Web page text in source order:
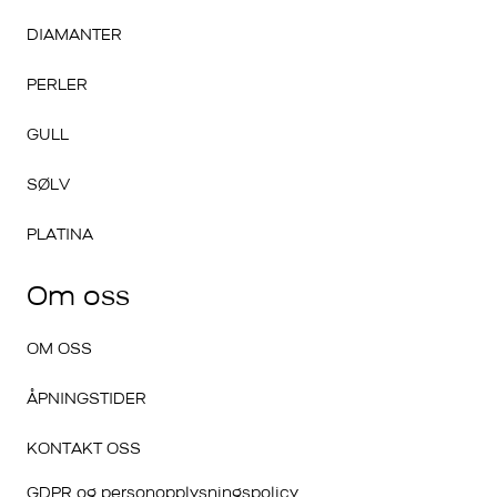
DIAMANTER
PERLER
GULL
SØLV
PLATINA
Om oss
OM OSS
ÅPNINGSTIDER
KONTAKT OSS